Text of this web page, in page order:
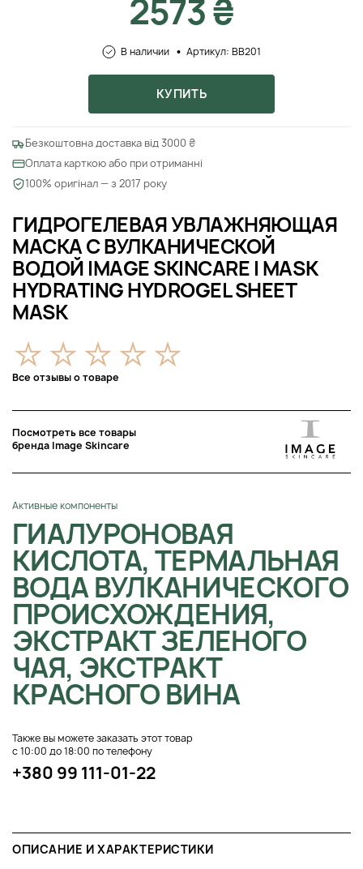
ГИДРОГЕЛЕВАЯ УВЛАЖНЯЮЩАЯ
МАСКА С ВУЛКАНИЧЕСКОЙ
ВОДОЙ IMAGE SKINCARE I MASK
HYDRATING HYDROGEL SHEET
MASK
Все отзывы о товаре
Посмотреть все товары
бренда Image Skincare
Активные компоненты
ГИАЛУРОНОВАЯ
КИСЛОТА, ТЕРМАЛЬНАЯ
ВОДА ВУЛКАНИЧЕСКОГО
ПРОИСХОЖДЕНИЯ,
ЭКСТРАКТ ЗЕЛЕНОГО
ЧАЯ, ЭКСТРАКТ
КРАСНОГО ВИНА
Также вы можете заказать этот товар
с 10:00 до 18:00 по телефону
+380 99 111-01-22
2573 ₴
В наличии Артикул: BB201
КУПИТЬ
Безкоштовна доставка від 3000 ₴
Оплата карткою або при отриманні
100% оригінал — з 2017 року
ОПИСАНИЕ И ХАРАКТЕРИСТИКИ